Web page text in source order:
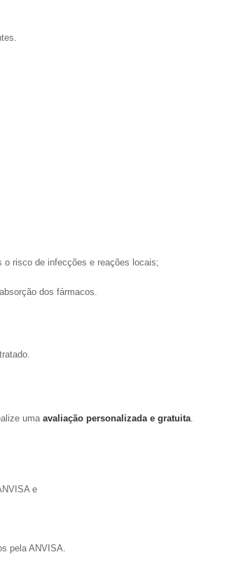
o risco de infecções e reações locais;
dos fármacos.
umaavaliação personalizada e gratuita.
e
pela ANVISA.